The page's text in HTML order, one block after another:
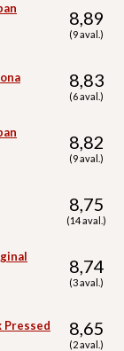
8,89
(9 aval.)
8,83
(6 aval.)
8,82
(9 aval.)
8,75
(14 aval.)
8,74
(3 aval.)
Pressed 8,65
(2 aval.)